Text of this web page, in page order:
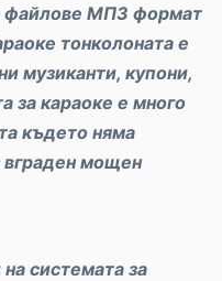
файлове МП3 формат
тонколоната е
музиканти, купони,
за караоке е много
където няма
вграден мощен
системата за